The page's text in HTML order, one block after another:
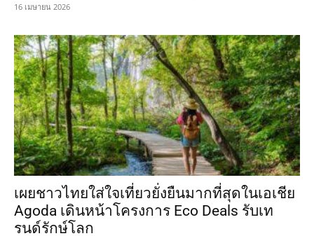
16 เมษายน 2026
เผยชาวไทยใส่ใจเที่ยวยั่งยืนมากที่สุดในเอเชีย
Agoda เดินหน้าโครงการ Eco Deals รับเท
รนด์รักษ์โลก